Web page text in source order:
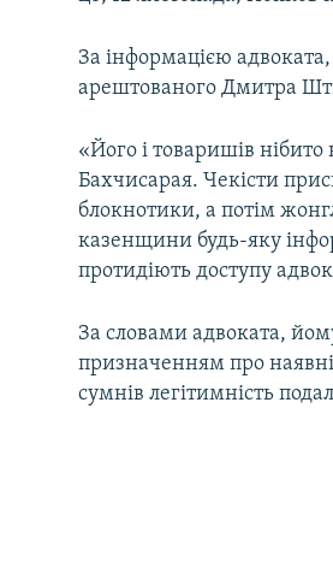
За інформацією
арештованого Дмитра
«Його і товаришів
Бахчисарая. Чекісти
блокнотики, а потім
казенщини будь-яку
протидіють доступу
За словами адвоката,
призначенням про
сумнів легітимність